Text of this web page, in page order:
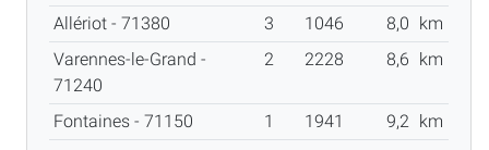
Allériot - 71380
3 1046 8,0
km
Varennes-le-Grand -
71240
2 2228 8,6 km
Fontaines - 71150 1 1941 9,2 km